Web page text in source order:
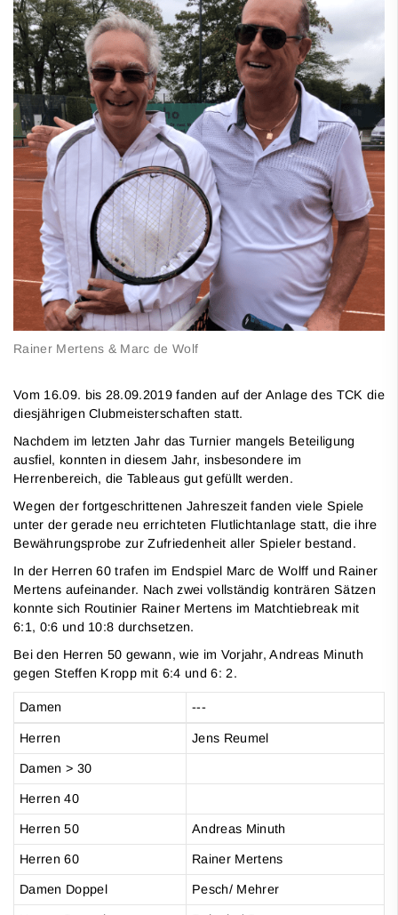
Rainer Mertens & Marc de Wolf
Vom 16.09. bis 28.09.2019 fanden auf der Anlage des TCK die
diesjährigen Clubmeisterschaften statt.
Nachdem im letzten Jahr das Turnier mangels Beteiligung
ausfiel, konnten in diesem Jahr, insbesondere im
Herrenbereich, die Tableaus gut gefüllt werden.
Wegen der fortgeschrittenen Jahreszeit fanden viele Spiele
unter der gerade neu errichteten Flutlichtanlage statt, die ihre
Bewährungsprobe zur Zufriedenheit aller Spieler bestand.
In der Herren 60 trafen im Endspiel Marc de Wolff und Rainer
Mertens aufeinander. Nach zwei vollständig konträren Sätzen
konnte sich Routinier Rainer Mertens im Matchtiebreak mit
6:1, 0:6 und 10:8 durchsetzen.
Bei den Herren 50 gewann, wie im Vorjahr, Andreas Minuth
gegen Steffen Kropp mit 6:4 und 6: 2.
Damen ---
Herren Jens Reumel
Damen > 30
Herren 40
Herren 50 Andreas Minuth
Herren 60 Rainer Mertens
Damen Doppel Pesch/ Mehrer